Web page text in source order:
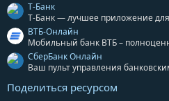
Т-Банк
Т-Банк — лучшее приложение
ВТБ-Онлайн
Мобильный банк ВТБ –
СберБанк Онлайн
Ваш пульт управления
Поделиться ресурсом